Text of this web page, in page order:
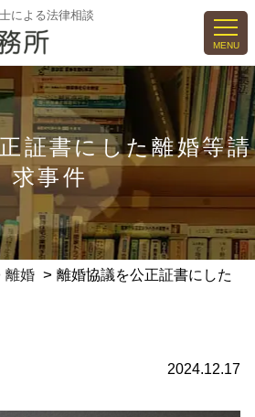
による法律相談
MENU
証書にした離婚等請
求事件
離婚 > 離婚協議を公正証書にした
2024.12.17